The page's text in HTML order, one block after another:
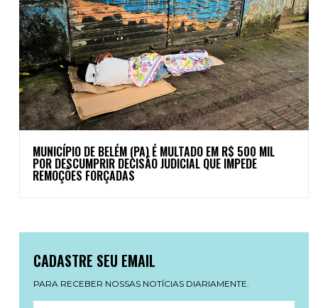
MUNICÍPIO DE BELÉM (PA) É MULTADO EM R$ 500 MIL
POR DESCUMPRIR DECISÃO JUDICIAL QUE IMPEDE
REMOÇÕES FORÇADAS
CADASTRE SEU EMAIL
PARA RECEBER NOSSAS NOTÍCIAS DIARIAMENTE.